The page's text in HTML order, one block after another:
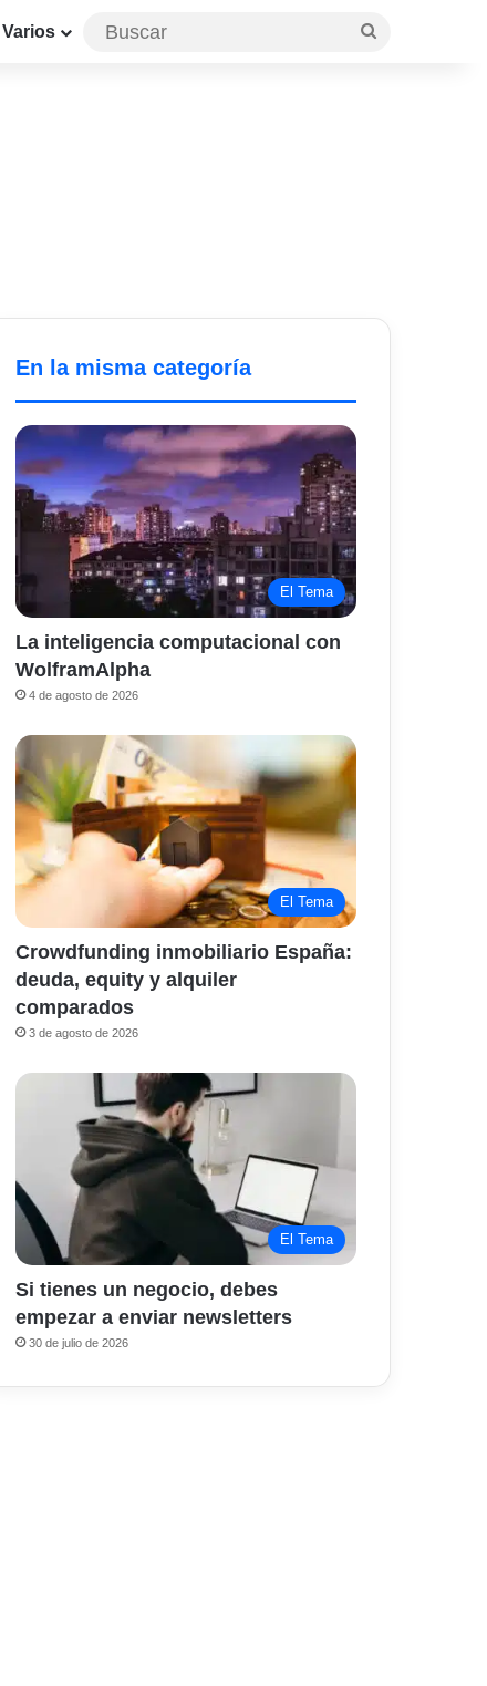
Varios
En la misma categoría
El Tema
La inteligencia computacional con
WolframAlpha
4 de agosto de 2026
El Tema
Crowdfunding inmobiliario España:
deuda, equity y alquiler
comparados
3 de agosto de 2026
El Tema
Si tienes un negocio, debes
empezar a enviar newsletters
30 de julio de 2026